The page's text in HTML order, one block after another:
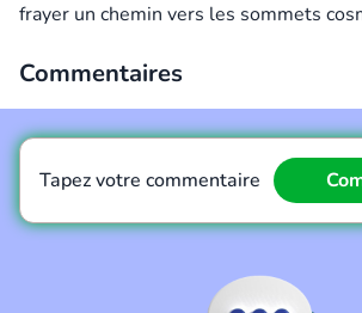
frayer un chemin vers les sommets
Commentaires
Tapez votre commentaire